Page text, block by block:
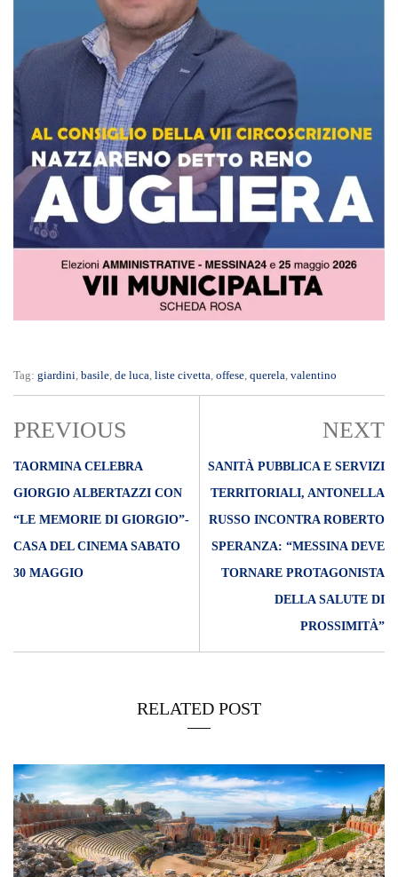
Tag: giardini, basile, de luca, liste civetta, offese, querela, valentino
PREVIOUS
TAORMINA CELEBRA
GIORGIO ALBERTAZZI CON
“LE MEMORIE DI GIORGIO”-
CASA DEL CINEMA SABATO
30 MAGGIO
NEXT
SANITÀ PUBBLICA E SERVIZI
TERRITORIALI, ANTONELLA
RUSSO INCONTRA ROBERTO
SPERANZA: “MESSINA DEVE
TORNARE PROTAGONISTA
DELLA SALUTE DI
PROSSIMITÀ”
RELATED POST